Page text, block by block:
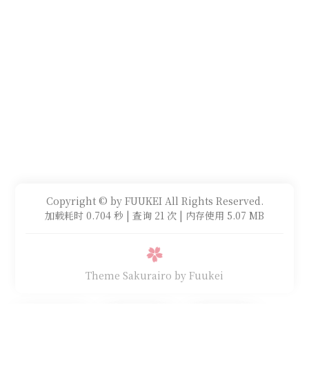
Copyright © by FUUKEI All Rights Reserved.
加载耗时 0.704 秒 | 查询 21 次 | 内存使用 5.07 MB
Theme Sakurairo by Fuukei